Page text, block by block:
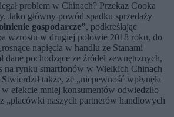
problem w Chinach? Przekaz Cooka
Jako główny powód spadku sprzedaży
gospodarcze”, podkreślając
wzrostu w drugiej połowie 2018 roku, do
napięcia w handlu ze Stanami
dane pochodzące ze źródeł zewnętrznych,
na rynku smartfonów w Wielkich Chinach
także, że „niepewność wpłynęła
efekcie mniej konsumentów odwiedziło
„placówki naszych partnerów handlowych